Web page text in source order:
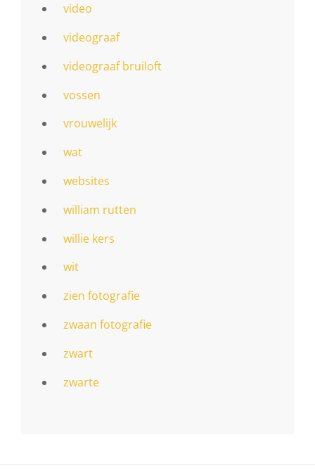
video
videograaf
videograaf bruiloft
vossen
vrouwelijk
wat
websites
william rutten
willie kers
wit
zien fotografie
zwaan fotografie
zwart
zwarte